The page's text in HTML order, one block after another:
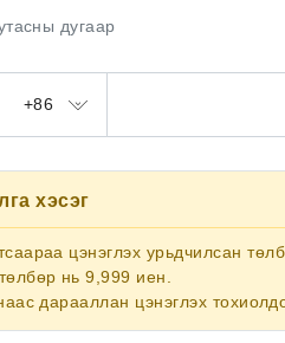
дугаар
+86
хэсэг
цэнэглэх урьдчилсан
нь 9,999 иен.
дарааллан цэнэглэх